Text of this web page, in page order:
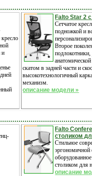
кресло
и
Falto Star 2
Сетчатое
подножкой и
Второе
подлокотники,
скатом в задней части и
высокотехнологичный
механизм.
описание модели »
Falto
столиком
Стильное
эргономичной
столиком для
описание